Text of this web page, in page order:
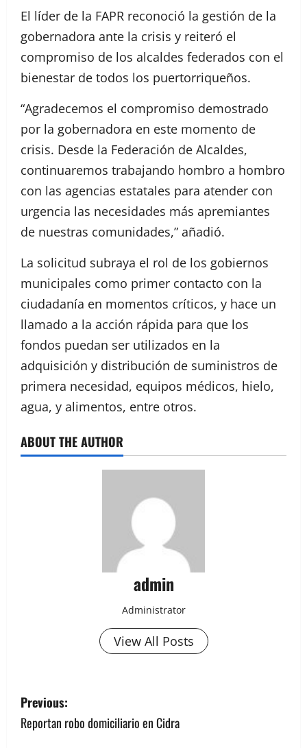
El líder de la FAPR reconoció la gestión de la
gobernadora ante la crisis y reiteró el
compromiso de los alcaldes federados con el
bienestar de todos los puertorriqueños.
“Agradecemos el compromiso demostrado
por la gobernadora en este momento de
crisis. Desde la Federación de Alcaldes,
continuaremos trabajando hombro a hombro
con las agencias estatales para atender con
urgencia las necesidades más apremiantes
de nuestras comunidades,” añadió.
La solicitud subraya el rol de los gobiernos
municipales como primer contacto con la
ciudadanía en momentos críticos, y hace un
llamado a la acción rápida para que los
fondos puedan ser utilizados en la
adquisición y distribución de suministros de
primera necesidad, equipos médicos, hielo,
agua, y alimentos, entre otros.
ABOUT THE AUTHOR
admin
Administrator
View All Posts
P
o
Previous:
Reportan robo domiciliario en Cidra